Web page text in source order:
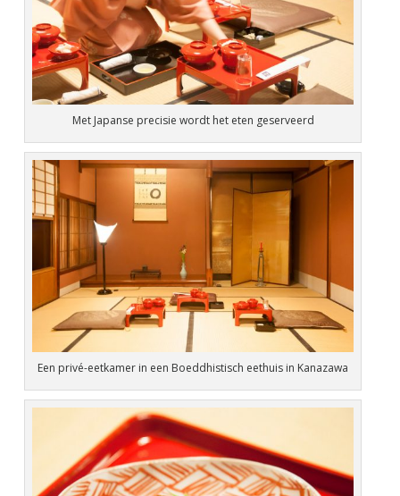
Met Japanse precisie wordt het eten geserveerd
Een privé-eetkamer in een Boeddhistisch eethuis in Kanazawa